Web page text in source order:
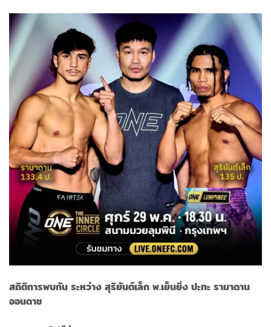
สถิติการพบกัน ระหว่าง สุริยันต์เล็ก พ.เย็นยิ่ง ปะทะ รามาดาน
ออนดาช